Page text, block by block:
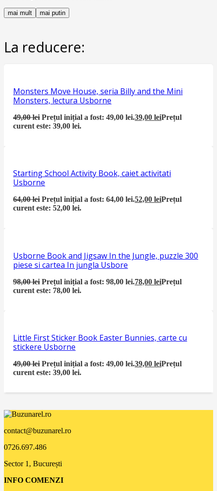
mai mult mai putin
La reducere:
Monsters Move House, seria Billy and the Mini
Monsters, lectura Usborne
49,00lei Prețul inițial a fost: 49,00 lei.39,00leiPrețul
curent este: 39,00 lei.
Starting School Activity Book, caiet activitati
Usborne
64,00lei Prețul inițial a fost: 64,00 lei.52,00leiPrețul
curent este: 52,00 lei.
Usborne Book and Jigsaw In the Jungle, puzzle 300
piese si cartea In jungla Usbore
98,00lei Prețul inițial a fost: 98,00 lei.78,00leiPrețul
curent este: 78,00 lei.
Little First Sticker Book Easter Bunnies, carte cu
stickere Usborne
49,00lei Prețul inițial a fost: 49,00 lei.39,00leiPrețul
curent este: 39,00 lei.
contact@buzunarel.ro
0726.697.486
Sector 1, București
INFO COMENZI